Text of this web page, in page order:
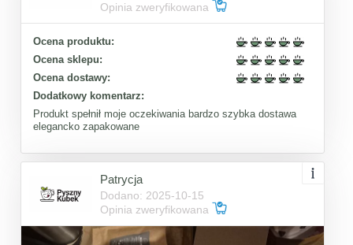
Opinia zweryfikowana
Ocena produktu:
Ocena sklepu:
Ocena dostawy:
Dodatkowy komentarz:
Produkt spełnił moje oczekiwania bardzo szybka dostawa
elegancko zapakowane
Patrycja
Dodano: 2025-10-15
Opinia zweryfikowana